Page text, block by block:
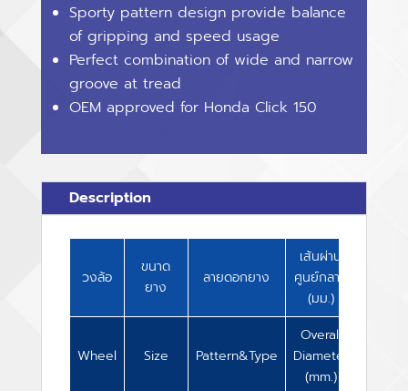
Sporty pattern design provide balance
of gripping and speed usage
Perfect combination of wide and narrow
groove at tread
OEM approved for Honda Click 150
Description
วงล้อ
ขนาด
ยาง
ลายดอกยาง
เส้นผ่าน
ศูนย์กลาง
(มม.)
Wheel Size Pattern&Type
Overall
Diameter
(mm.)